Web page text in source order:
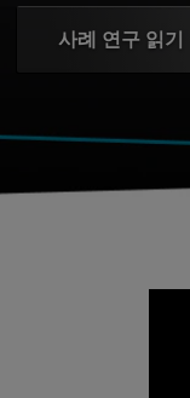
사례 연구 읽기